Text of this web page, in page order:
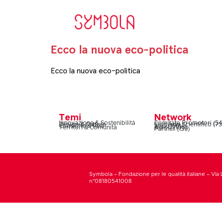
Ecco la nuova eco-politica
Ecco la nuova eco-politica
Temi
Innovazione & Sostenibilità
Design & Cultura
Coesione & Reti
Territori & Comunità
Network
Comitato Promotori
Comitato Scientifico
Soci (160)
Autori (106)
Partner (139)
Symbola – Fondazione per le qualità italiane – Via
n°08180541008